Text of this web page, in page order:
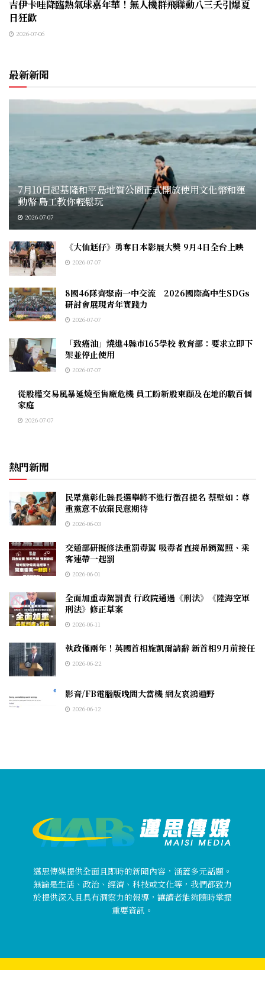
吉伊卡哇降臨熱氣球嘉年華！無人機群飛聯動八三夭引爆夏
日狂歡
2026-07-06
最新新聞
7月10日起基隆和平島地質公園正式開放使用文化幣和運
動幣 島工教你輕鬆玩
2026-07-07
《大仙尪仔》勇奪日本影展大獎 9月4日全台上映
2026-07-07
8國46隊齊聚南一中交流 2026國際高中生SDGs
研討會展現青年實踐力
2026-07-07
「致癌油」燒進4縣市165學校 教育部：要求立即下
架並停止使用
2026-07-07
從股權交易風暴延燒至售廠危機 員工盼新股東顧及在地的數百個
家庭
2026-07-07
熱門新聞
民眾黨彰化縣長選舉將不進行徵召提名 蔡壁如：尊
重黨意不放棄民意期待
2026-06-03
交通部研擬修法重罰毒駕 吸毒者直接吊銷駕照、乘
客連帶一起罰
2026-06-01
全面加重毒駕罰責 行政院通過《刑法》《陸海空軍
刑法》修正草案
2026-06-11
執政僅兩年！英國首相施凱爾請辭 新首相9月前接任
2026-06-22
影音/FB電腦版晚間大當機 網友哀鴻遍野
2026-06-12
邁思傳媒提供全面且即時的新聞內容，涵蓋多元話題。
無論是生活、政治、經濟、科技或文化等，我們都致力
於提供深入且具有洞察力的報導，讓讀者能夠隨時掌握
重要資訊。